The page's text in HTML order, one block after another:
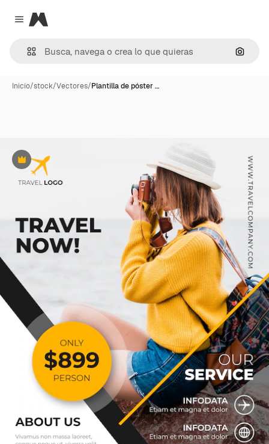
Close menu
Magnific
Inicio/stock/Vectores/Plantilla de póster …
Premium